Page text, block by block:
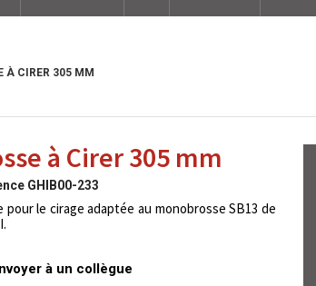
À CIRER 305 MM
à Cirer 305 mm
GHIB00-233
pour le cirage adaptée au monobrosse SB13 de
à un collègue